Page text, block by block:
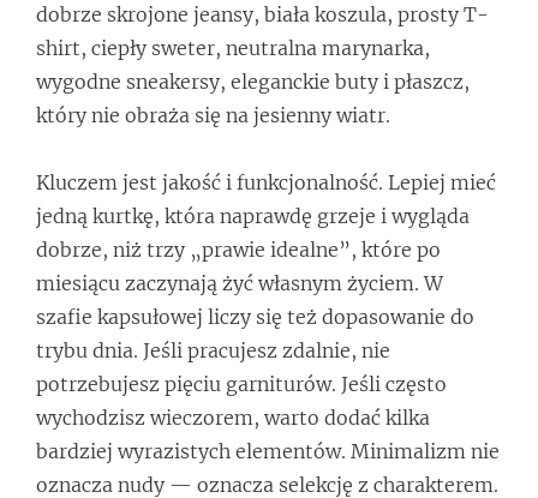
dobrze skrojone jeansy, biała koszula, prosty T-
shirt, ciepły sweter, neutralna marynarka,
wygodne sneakersy, eleganckie buty i płaszcz,
który nie obraża się na jesienny wiatr.
Kluczem jest jakość i funkcjonalność. Lepiej mieć
jedną kurtkę, która naprawdę grzeje i wygląda
dobrze, niż trzy „prawie idealne”, które po
miesiącu zaczynają żyć własnym życiem. W
szafie kapsułowej liczy się też dopasowanie do
trybu dnia. Jeśli pracujesz zdalnie, nie
potrzebujesz pięciu garniturów. Jeśli często
wychodzisz wieczorem, warto dodać kilka
bardziej wyrazistych elementów. Minimalizm nie
oznacza nudy — oznacza selekcję z charakterem.